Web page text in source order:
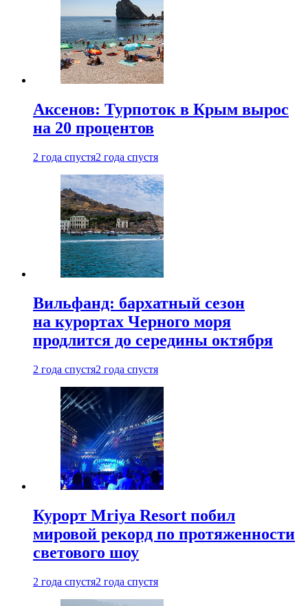
Аксенов: Турпоток в Крым вырос
на 20 процентов
2 года спустя2 года спустя
Вильфанд: бархатный сезон
на курортах Черного моря
продлится до середины октября
2 года спустя2 года спустя
Курорт Mriya Resort побил
мировой рекорд по протяженности
светового шоу
2 года спустя2 года спустя